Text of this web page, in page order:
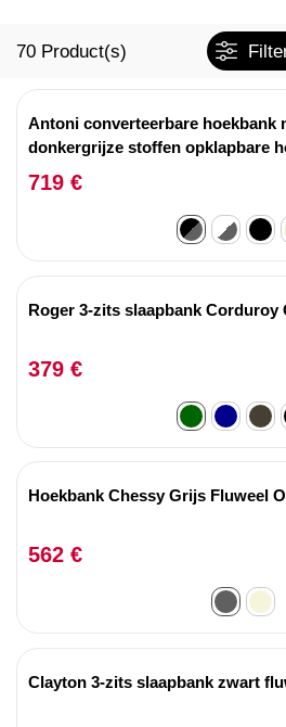
70 Product(s)
Antoni converteerbare hoekbank
donkergrijze stoffen opklapbare
719 €
Roger 3-zits slaapbank Corduroy
379 €
Hoekbank Chessy Grijs Fluweel
562 €
Clayton 3-zits slaapbank zwart